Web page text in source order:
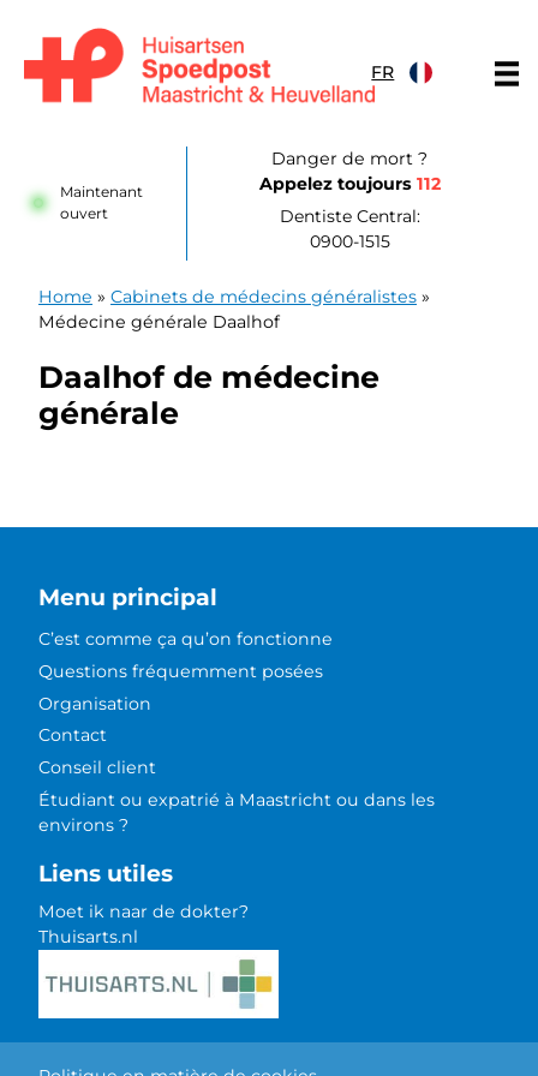
FR
Maintenant
ouvert
Danger de mort ?
Appelez toujours 112
Dentiste Central:
0900-1515
Home » Cabinets de médecins généralistes »
Médecine générale Daalhof
Daalhof de médecine
générale
Menu principal
C’est comme ça qu’on fonctionne
Questions fréquemment posées
Organisation
Contact
Conseil client
Étudiant ou expatrié à Maastricht ou dans les
environs ?
Liens utiles
Moet ik naar de dokter?
Thuisarts.nl